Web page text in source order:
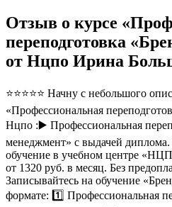
Отзыв о курсе
переподготовка
от Нцпо Ирина
⭐⭐⭐⭐⭐ Начну с небольшого
«Профессиональная
Нцпо :▶️ Профессиональная
менеджмент» с выдачей
обучение в учебном центре
от 1320 руб. в месяц. Без
Записывайтесь на обучение
формате: 1️⃣ Профессиональная